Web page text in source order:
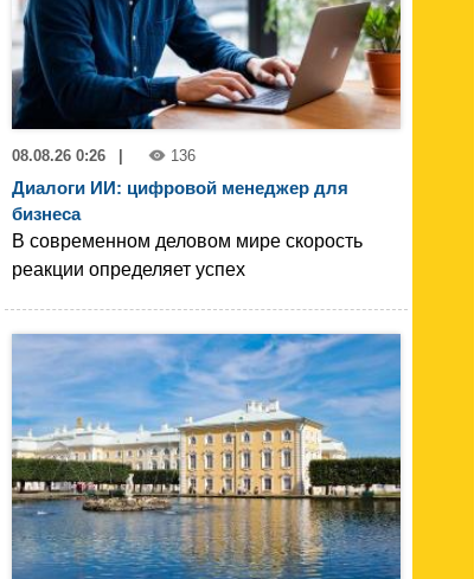
08.08.26 0:26 136
Диалоги ИИ: цифровой менеджер для
бизнеса
В современном деловом мире скорость
реакции определяет успех